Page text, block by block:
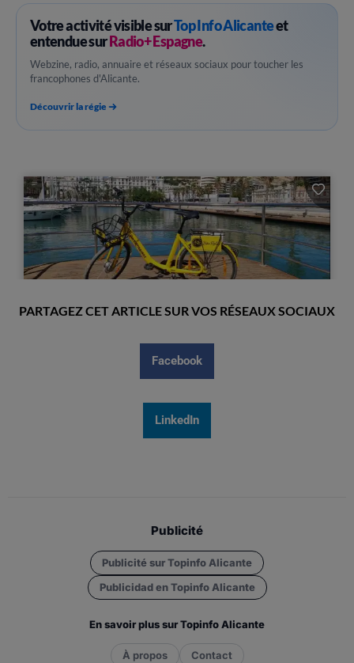
Votre activité visible surTop Info Alicanteet
entendue surRadio+ Espagne.
Webzine, radio, annuaire et réseaux sociaux pour toucher les
francophones d'Alicante.
Découvrir la régie
PARTAGEZ CET ARTICLE SUR VOS RÉSEAUX SOCIAUX
Facebook
LinkedIn
Publicité
Publicité sur Topinfo Alicante
Publicidad en Topinfo Alicante
En savoir plus sur Topinfo Alicante
À propos Contact